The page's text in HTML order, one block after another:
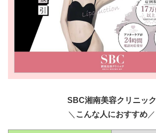
SBC湘南美容クリニック
＼ こんな人におすすめ ／